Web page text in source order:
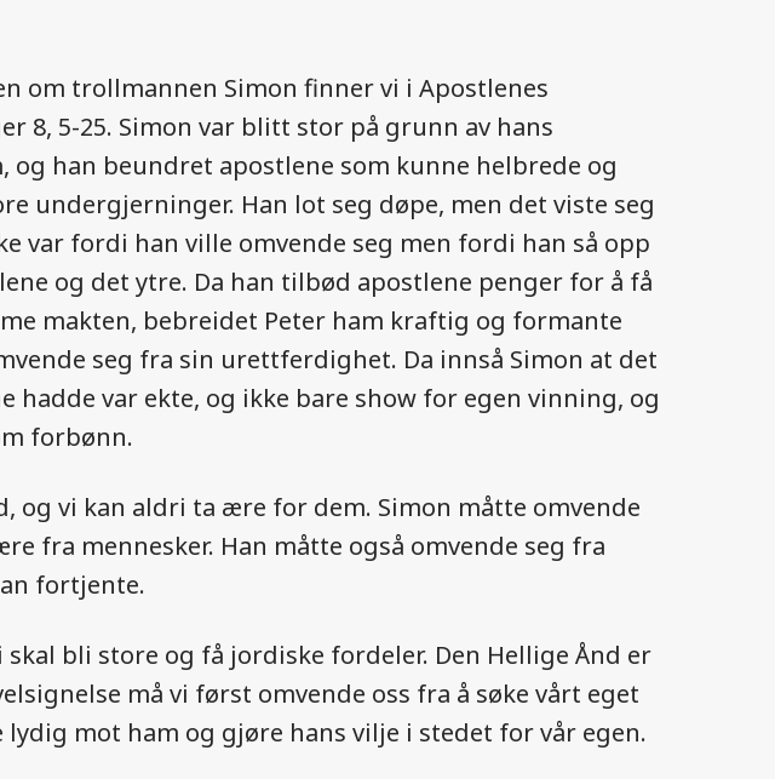
om trollmannen Simon finner vi i Apostlenes
8, 5-25. Simon var blitt stor på grunn av hans
og han beundret apostlene som kunne helbrede og
undergjerninger. Han lot seg døpe, men det viste seg
var fordi han ville omvende seg men fordi han så opp
og det ytre. Da han tilbød apostlene penger for å få
makten, bebreidet Peter ham kraftig og formante
seg fra sin urettferdighet. Da innså Simon at det
hadde var ekte, og ikke bare show for egen vinning, og
forbønn.
og vi kan aldri ta ære for dem. Simon måtte omvende
fra mennesker. Han måtte også omvende seg fra
fortjente.
bli store og få jordiske fordeler. Den Hellige Ånd er
må vi først omvende oss fra å søke vårt eget
mot ham og gjøre hans vilje i stedet for vår egen.